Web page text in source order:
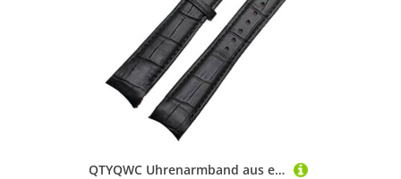
QTYQWC Uhrenarmband aus echtem Leder mit gebogenem Ende, 20 mm, kompatibel mit Citizen BL9002-37 05A BT0001-12E 01A, Uhrenarmband 21 mm, Uhrenarmband 22 mm